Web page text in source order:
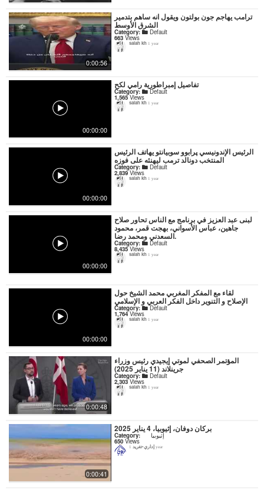
0:00:56
ترامب يهاجم جون بولتون ويقول انه ساهم بتدمير
الشرق الأوسط
Category: Default
663 Views
salah kh 1 year
00:00:00
تفاصيل إمبراطورية رامي لكح
Category: Default
1,565Views
salah kh 1 year
00:00:00
الرئيس الإندونيسي پرابوو سوبيانتو يهاتف الرئيس
المنتخب دونالد ترمب ليهنئه على فوزه
Category: Default
2,839Views
salah kh 1 year
00:00:00
لبنى عبد العزيز في برنامج مع الناس تحاور صلاح
جاهين، عباس الأسواني، بهجت قمر، محمود
السعدني ومحمد رضا.
Category: Default
8,435Views
salah kh 1 year
00:00:00
لقاء مع المفكر المغربي محمد الشيخ حول
الإصلاح و التنوير داخل الفكر العربي و الإسلامي
Category: Default
1,764Views
salah kh 1 year
0:00:48
المؤتمر الصحفي لموتي إيجيدي رئيس وزراء
جرينلاند (11 يناير 2025)
Category: Default
2,303Views
salah kh 1 year
0:00:41
بركان دوفان، إثيوبيا، 4 يناير 2025
Category: إثيوبيا
650 Views
إداري-تغريد 1 year